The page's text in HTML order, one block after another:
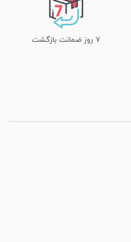
۷ روز ضمانت بازگشت